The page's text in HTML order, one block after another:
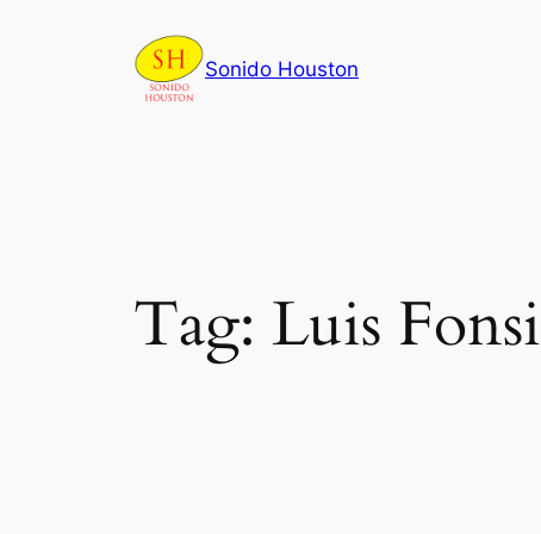
Sonido Houston
Tag: Luis Fonsi